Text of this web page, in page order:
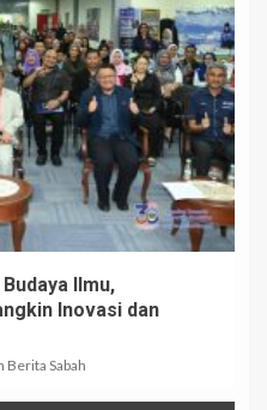
Ilmu,
Inovasi dan
Berita Sabah